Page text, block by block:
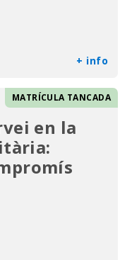
+ info
MATRÍCULA TANCADA
en la